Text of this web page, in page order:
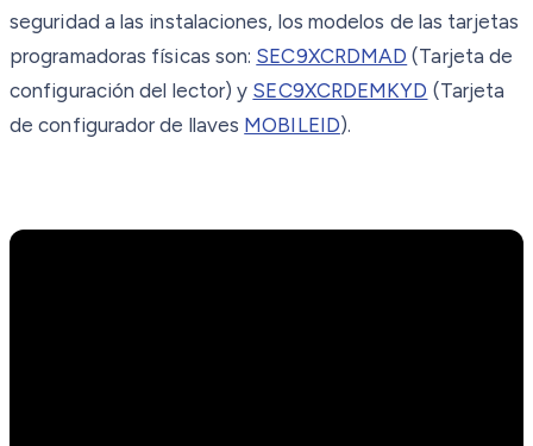
seguridad a las instalaciones, los modelos de las tarjetas
programadoras físicas son: SEC9XCRDMAD (Tarjeta de
configuración del lector) y SEC9XCRDEMKYD (Tarjeta
de configurador de llaves MOBILEID).